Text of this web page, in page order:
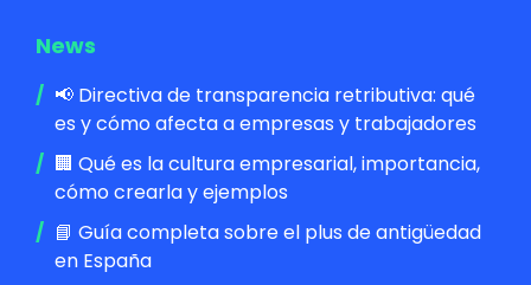
News
📢 Directiva de transparencia retributiva: qué
es y cómo afecta a empresas y trabajadores
🏢 Qué es la cultura empresarial, importancia,
cómo crearla y ejemplos
📘 Guía completa sobre el plus de antigüedad
en España